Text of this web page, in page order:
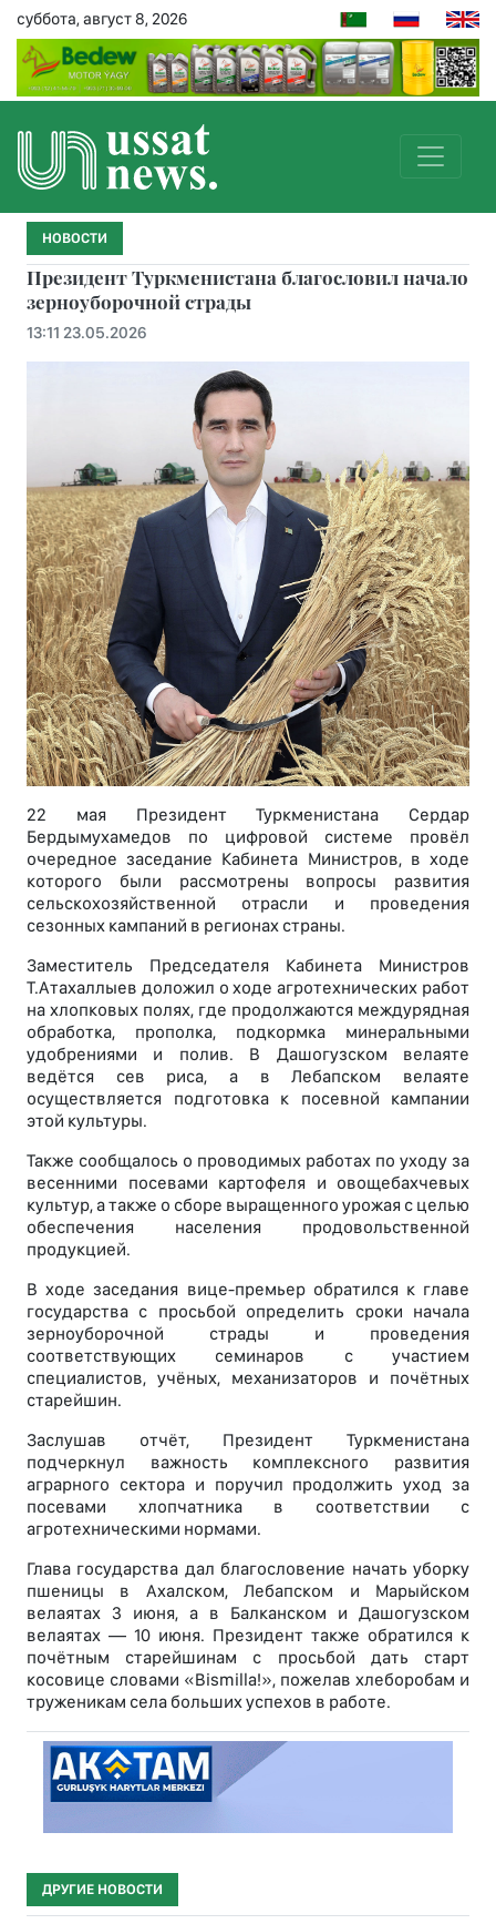
суббота, август 8, 2026
НОВОСТИ
Президент Туркменистана благословил начало
зерноуборочной страды
13:11 23.05.2026
22 мая Президент Туркменистана Сердар
Бердымухамедов по цифровой системе провёл
очередное заседание Кабинета Министров, в ходе
которого были рассмотрены вопросы развития
сельскохозяйственной отрасли и проведения
сезонных кампаний в регионах страны.
Заместитель Председателя Кабинета Министров
Т.Атахаллыев доложил о ходе агротехнических работ
на хлопковых полях, где продолжаются междурядная
обработка, прополка, подкормка минеральными
удобрениями и полив. В Дашогузском велаяте
ведётся сев риса, а в Лебапском велаяте
осуществляется подготовка к посевной кампании
этой культуры.
Также сообщалось о проводимых работах по уходу за
весенними посевами картофеля и овощебахчевых
культур, а также о сборе выращенного урожая с целью
обеспечения населения продовольственной
продукцией.
В ходе заседания вице-премьер обратился к главе
государства с просьбой определить сроки начала
зерноуборочной страды и проведения
соответствующих семинаров с участием
специалистов, учёных, механизаторов и почётных
старейшин.
Заслушав отчёт, Президент Туркменистана
подчеркнул важность комплексного развития
аграрного сектора и поручил продолжить уход за
посевами хлопчатника в соответствии с
агротехническими нормами.
Глава государства дал благословение начать уборку
пшеницы в Ахалском, Лебапском и Марыйском
велаятах 3 июня, а в Балканском и Дашогузском
велаятах — 10 июня. Президент также обратился к
почётным старейшинам с просьбой дать старт
косовице словами «Bismilla!», пожелав хлеборобам и
труженикам села больших успехов в работе.
ДРУГИЕ НОВОСТИ